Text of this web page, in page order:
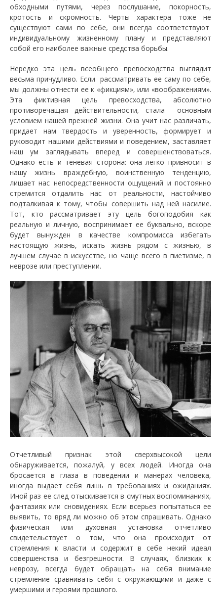
обходными путями, через послушание, покорность,
кротость и скромность. Черты характера тоже не
существуют сами по себе, они всегда соответствуют
индивидуальному жизненному плану и представляют
собой его наиболее важные средства борьбы.
Нередко эта цель всеобщего превосходства выглядит
весьма причудливо. Если рассматривать ее саму по себе,
мы должны отнести ее к «фикциям», или «воображениям».
Эта фиктивная цель превосходства, абсолютно
противоречащая действительности, стала основным
условием нашей прежней жизни. Она учит нас различать,
придает нам твердость и уверенность, формирует и
руководит нашими действиями и поведением, заставляет
наш ум заглядывать вперед и совершенствоваться.
Однако есть и теневая сторона: она легко привносит в
нашу жизнь враждебную, воинственную тенденцию,
лишает нас непосредственности ощущений и постоянно
стремится отдалить нас от реальности, настойчиво
подталкивая к тому, чтобы совершить над ней насилие.
Тот, кто рассматривает эту цель богоподобия как
реальную и личную, воспринимает ее буквально, вскоре
будет вынужден в качестве компромисса избегать
настоящую жизнь, искать жизнь рядом с жизнью, в
лучшем случае в искусстве, но чаще всего в пиетизме, в
неврозе или преступлении.
Отчетливый признак этой сверхвысокой цели
обнаруживается, пожалуй, у всех людей. Иногда она
бросается в глаза в поведении и манерах человека,
иногда выдает себя лишь в требованиях и ожиданиях.
Иной раз ее след отыскивается в смутных воспоминаниях,
фантазиях или сновидениях. Если всерьез попытаться ее
выявить, то вряд ли можно об этом спрашивать. Однако
физическая или духовная установка отчетливо
свидетельствует о том, что она происходит от
стремления к власти и содержит в себе некий идеал
совершенства и безгрешности. В случаях, близких к
неврозу, всегда будет обращать на себя внимание
стремление сравнивать себя с окружающими и даже с
умершими и героями прошлого.